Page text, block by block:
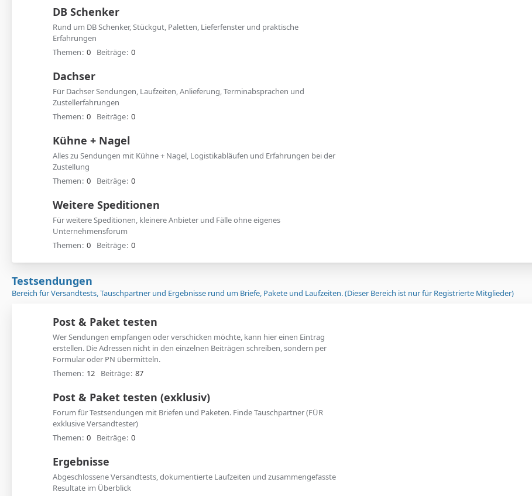
DB Schenker
Rund um DB Schenker, Stückgut, Paletten, Lieferfenster und praktische
Erfahrungen
Themen 0 Beiträge 0
Dachser
Für Dachser Sendungen, Laufzeiten, Anlieferung, Terminabsprachen und
Zustellerfahrungen
Themen 0 Beiträge 0
Kühne + Nagel
Alles zu Sendungen mit Kühne + Nagel, Logistikabläufen und Erfahrungen bei der
Zustellung
Themen 0 Beiträge 0
Weitere Speditionen
Für weitere Speditionen, kleinere Anbieter und Fälle ohne eigenes
Unternehmensforum
Themen 0 Beiträge 0
Testsendungen
Bereich für Versandtests, Tauschpartner und Ergebnisse rund um Briefe, Pakete und Laufzeiten. (Dieser Bereich ist nur für Registrierte Mitglieder)
Post & Paket testen
Wer Sendungen empfangen oder verschicken möchte, kann hier einen Eintrag
erstellen. Die Adressen nicht in den einzelnen Beiträgen schreiben, sondern per
Formular oder PN übermitteln.
Themen
12 Beiträge 87
Post & Paket testen (exklusiv)
Forum für Testsendungen mit Briefen und Paketen. Finde Tauschpartner (FÜR
exklusive Versandtester)
Themen 0 Beiträge 0
Ergebnisse
Abgeschlossene Versandtests, dokumentierte Laufzeiten und zusammengefasste
Resultate im Überblick